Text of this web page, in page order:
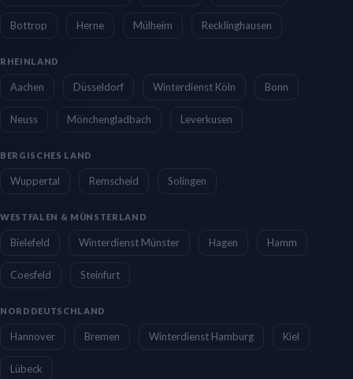
Bottrop Herne Mülheim Recklinghausen
RHEINLAND
Aachen Düsseldorf Winterdienst Köln Bonn
Neuss Mönchengladbach Leverkusen
BERGISCHES LAND
Wuppertal Remscheid Solingen
WESTFALEN & MÜNSTERLAND
Bielefeld Winterdienst Münster Hagen Hamm
Coesfeld Steinfurt
NORDDEUTSCHLAND
Hannover Bremen Winterdienst Hamburg Kiel
Lübeck